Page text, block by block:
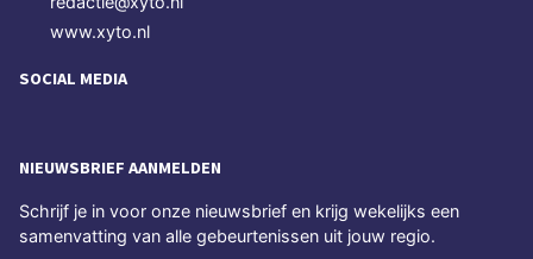
www.xyto.nl
SOCIAL MEDIA
NIEUWSBRIEF AANMELDEN
Schrijf je in voor onze nieuwsbrief en krijg wekelijks een
samenvatting van alle gebeurtenissen uit jouw regio.